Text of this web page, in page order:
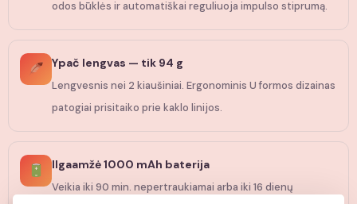
odos būklės ir automatiškai reguliuoja impulso stiprumą.
Ypač lengvas — tik 94 g
Lengvesnis nei 2 kiaušiniai. Ergonominis U formos dizainas
patogiai prisitaiko prie kaklo linijos.
Ilgaamžė 1000 mAh baterija
Veikia iki 90 min. nepertraukiamai arba iki 16 dienų